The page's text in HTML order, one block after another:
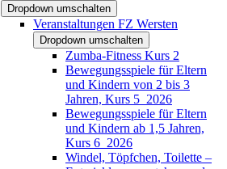
Dropdown umschalten
Veranstaltungen FZ Wersten
Dropdown umschalten
Zumba-Fitness Kurs 2
Bewegungsspiele für Eltern
und Kindern von 2 bis 3
Jahren, Kurs 5_2026
Bewegungsspiele für Eltern
und Kindern ab 1,5 Jahren,
Kurs 6_2026
Windel, Töpfchen, Toilette –